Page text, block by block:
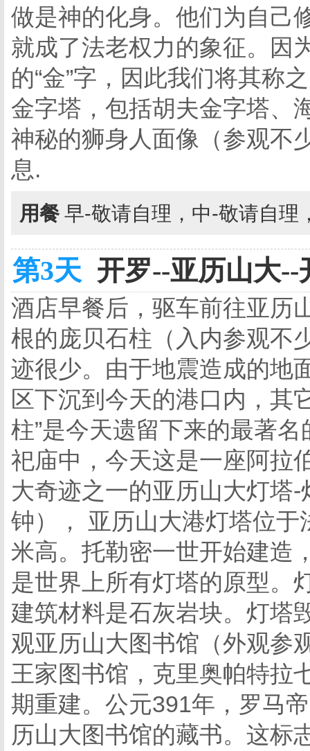
做是神的化身。他们为自己
就成了法老权力的象征。因
的“金”字，因此我们将其称
金字塔，包括胡夫金字塔、
神秘的狮身人面像（参观不
息.
用餐 早-敬请自理，中-敬请自理
第3天 开罗--亚历山大--
酒店早餐后，驱车前往亚历
根的庞贝石柱（入内参观不
迹很少。由于地震造成的地
区下沉到今天的港口内，其
柱”是今天遗留下来的最著
祀庙中，今天这是一座阿拉
大奇迹之一的亚历山大灯塔
钟）， 亚历山大港灯塔位
米高。托勒密一世开始建造
是世界上所有灯塔的原型。
建筑材料是石灰岩块。灯塔
观亚历山大图书馆（外观参
王家图书馆，克里奥帕特拉
期重建。公元391年，罗马
历山大图书馆的藏书。这标